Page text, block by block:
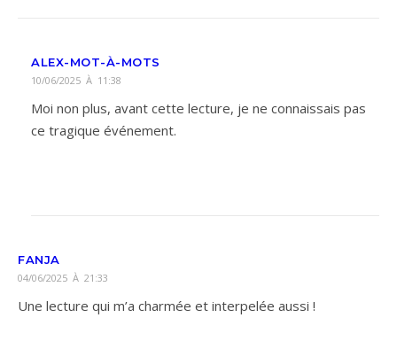
ALEX-MOT-À-MOTS
10/06/2025 À 11:38
Moi non plus, avant cette lecture, je ne connaissais pas
ce tragique événement.
FANJA
04/06/2025 À 21:33
Une lecture qui m’a charmée et interpelée aussi !